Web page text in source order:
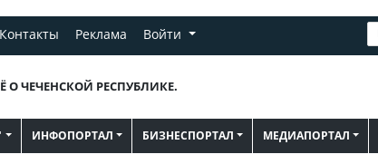
Контакты Реклама Войти
О ЧЕЧЕНСКОЙ РЕСПУБЛИКЕ.
ИНФОПОРТАЛ БИЗНЕСПОРТАЛ МЕДИАПОРТАЛ